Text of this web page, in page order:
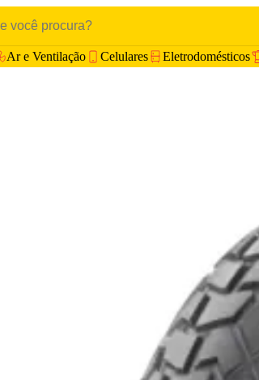
Ar e Ventilação Celulares Eletrodomésticos